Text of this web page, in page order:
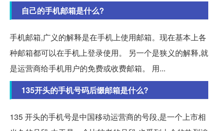
自己的手机邮箱是什么?
手机邮箱,广义的解释是在手机上使用邮箱。现在基本上各
种邮箱都可以在手机上登录使用。 另一个是狭义的解释,就
是运营商给手机用户的免费或收费邮箱。 用...
135开头的手机号码后缀邮箱是什么?
135 开头的手机号是中国移动运营商的号段,是一个上市相